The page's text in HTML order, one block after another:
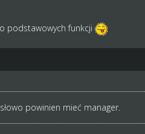
podstawowych funkcji
powinien mieć manager.